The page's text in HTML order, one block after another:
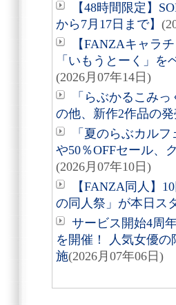
【48時間限定】
から7月17日まで】
【FANZAキャラ
「いもうとーく」
(2026月07年14日)
「らぶかるこみ
の他、新作2作品の
「夏のらぶカル
や50％OFFセール、
(2026月07年10日)
【FANZA同人】
の同人祭」が本日ス
サービス開始4周
を開催！ 人気女優
施(2026月07年06日)